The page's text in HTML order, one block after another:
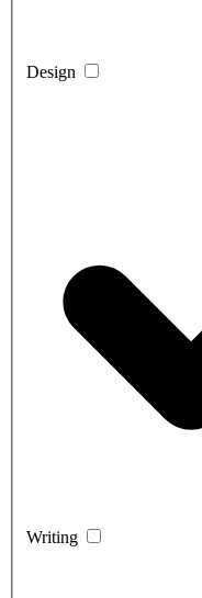
Design
Writing